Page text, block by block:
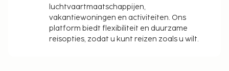
luchtvaartmaatschappijen,
vakantiewoningen en activiteiten. Ons
platform biedt flexibiliteit en duurzame
reisopties, zodat u kunt reizen zoals u wilt.